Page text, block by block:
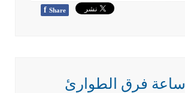
f Share
خلال 24 ساعة فرق الطوارئ